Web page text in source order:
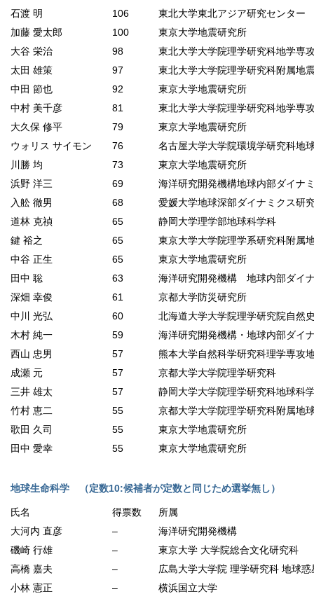
石渡 明 106
東北大学東北アジア研究センター
加藤 愛太郎
100
東京大学地震研究所
大谷 栄治
98
東北大学大学院理学研究科地学専
太田 雄策
97
東北大学大学院理学研究科附属地
中田 節也
92
東京大学地震研究所
中村 美千彦
81
東北大学大学院理学研究科地学専
大久保 修平
79
東京大学地震研究所
ウォリス サイモン
76
名古屋大学大学院環境学研究科地
川勝 均
73
東京大学地震研究所
浜野 洋三
69
海洋研究開発機構地球内部ダイナ
入舩 徹男
68
愛媛大学地球深部ダイナミクス研
道林 克禎
65
静岡大学理学部地球科学科
鍵 裕之
65
東京大学大学院理学系研究科附属
中谷 正生
65
東京大学地震研究所
田中 聡
63
海洋研究開発機構 地球内部ダイ
深畑 幸俊
61
京都大学防災研究所
中川 光弘
60
北海道大学大学院理学研究院自然
木村 純一
59
海洋研究開発機構・地球内部ダイ
西山 忠男
57
熊本大学自然科学研究科理学専攻
成瀬 元
57
京都大学大学院理学研究科
三井 雄太
57
静岡大学大学院理学研究科地球科
竹村 恵二
55
京都大学大学院理学研究科附属地
歌田 久司
55
東京大学地震研究所
田中 愛幸
55 東京大学地震研究所
地球生命科学 （定数10:候補者が定数と同じため選挙無し）
氏名 得票数
所属
大河内 直彦
–
海洋研究開発機構
磯崎 行雄
–
東京大学 大学院総合文化研究科
高橋 嘉夫
–
広島大学大学院 理学研究科 地球
小林 憲正
–
横浜国立大学